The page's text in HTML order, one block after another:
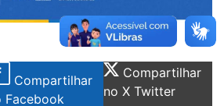
Compartilhar
Facebook
Compartilhar
no X Twitter